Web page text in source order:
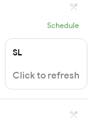
Schedule
SL
Click to refresh